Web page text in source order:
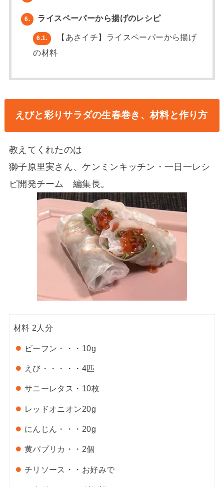
6. ライスペーパーから揚げのレシピ
6.1.
【あさイチ】ライスペーパーから揚げ
の材料
えびと彩りサラダの生春巻き、材料と作り方
教えてくれたのは
獅子原里実さん、ケンミンキッチン・一日一レシ
ピ開発チーム 編集長。
材料 2人分
ビーフン・・・ 10g
えび・・・・・ 4匹
サニーレタス・ 10枚
レッドオニオン20g
にんじん・・・ 20g
黄パプリカ・・ 2個
チリソース・・ お好みで